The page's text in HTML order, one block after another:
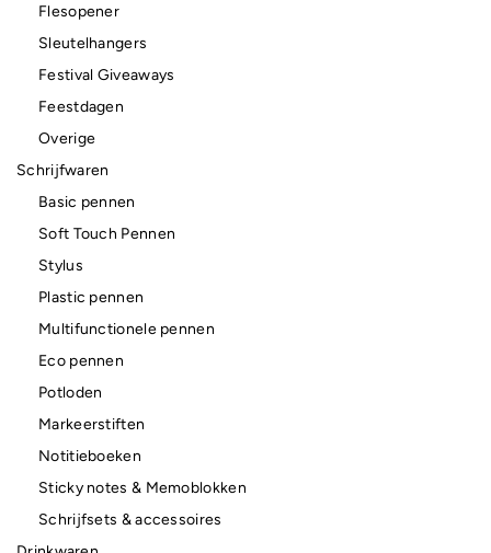
Flesopener
Sleutelhangers
Festival Giveaways
Feestdagen
Overige
Schrijfwaren
Basic pennen
Soft Touch Pennen
Stylus
Plastic pennen
Multifunctionele pennen
Eco pennen
Potloden
Markeerstiften
Notitieboeken
Sticky notes & Memoblokken
Schrijfsets & accessoires